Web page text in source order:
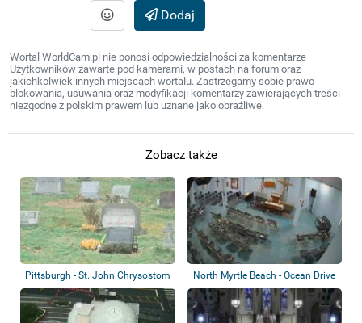
Dodaj
Wortal WorldCam.pl nie ponosi odpowiedzialności za komentarze
Użytkowników zawarte pod kamerami, w postach na forum oraz
jakichkolwiek innych miejscach wortalu. Zastrzegamy sobie prawo
blokowania, usuwania oraz modyfikacji komentarzy zawierających treści
niezgodne z polskim prawem lub uznane jako obraźliwe.
Zobacz także
Pittsburgh - St. John Chrysostom
Church
North Myrtle Beach - Ocean Drive
Pavilio...